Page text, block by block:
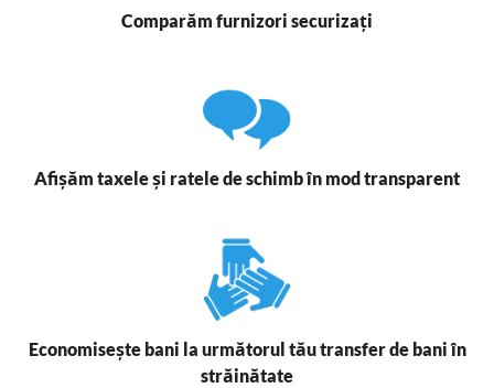
Comparăm furnizori securizați
Afișăm taxele și ratele de schimb în mod transparent
Economisește bani la următorul tău transfer de bani în
străinătate